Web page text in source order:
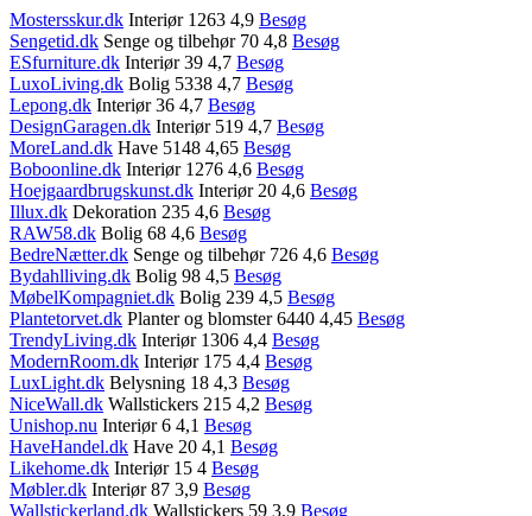
Mostersskur.dk Interiør 1263 4,9 Besøg
Sengetid.dk Senge og tilbehør 70 4,8 Besøg
ESfurniture.dk Interiør 39 4,7 Besøg
LuxoLiving.dk Bolig 5338 4,7 Besøg
Lepong.dk Interiør 36 4,7 Besøg
DesignGaragen.dk Interiør 519 4,7 Besøg
MoreLand.dk Have 5148 4,65 Besøg
Boboonline.dk Interiør 1276 4,6 Besøg
Hoejgaardbrugskunst.dk Interiør 20 4,6 Besøg
Illux.dk Dekoration 235 4,6 Besøg
RAW58.dk Bolig 68 4,6 Besøg
BedreNætter.dk Senge og tilbehør 726 4,6 Besøg
Bydahlliving.dk Bolig 98 4,5 Besøg
MøbelKompagniet.dk Bolig 239 4,5 Besøg
Plantetorvet.dk Planter og blomster 6440 4,45 Besøg
TrendyLiving.dk Interiør 1306 4,4 Besøg
ModernRoom.dk Interiør 175 4,4 Besøg
LuxLight.dk Belysning 18 4,3 Besøg
NiceWall.dk Wallstickers 215 4,2 Besøg
Unishop.nu Interiør 6 4,1 Besøg
HaveHandel.dk Have 20 4,1 Besøg
Likehome.dk Interiør 15 4 Besøg
Møbler.dk Interiør 87 3,9 Besøg
Wallstickerland.dk Wallstickers 59 3,9 Besøg